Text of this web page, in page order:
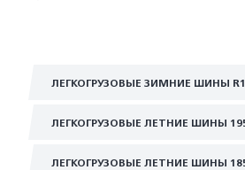
ЛЕГКОГРУЗОВЫЕ ЗИМНИЕ ШИНЫ
ЛЕГКОГРУЗОВЫЕ ЛЕТНИЕ ШИНЫ
ЛЕГКОГРУЗОВЫЕ ЛЕТНИЕ ШИНЫ